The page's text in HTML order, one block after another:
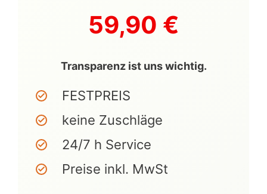
59,90 €
Transparenz ist uns wichtig.
FESTPREIS
keine Zuschläge
24/7 h Service
Preise inkl. MwSt